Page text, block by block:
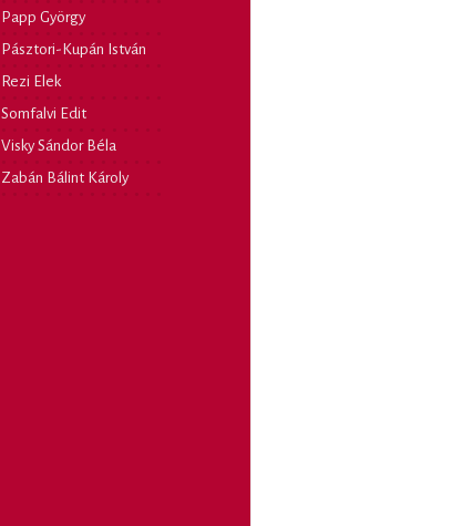
Papp György
Pásztori-Kupán István
Rezi Elek
Somfalvi Edit
Visky Sándor Béla
Zabán Bálint Károly